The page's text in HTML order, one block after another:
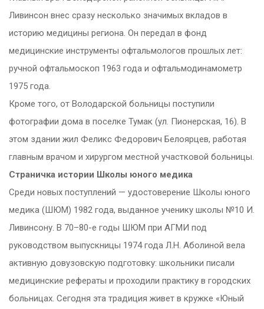
Ливинсон внес сразу несколько значимых вкладов в
историю медицины региона. Он передал в фонд
медицинские инструменты офтальмологов прошлых лет:
ручной офтальмоскоп 1963 года и офтальмодинамометр
1975 года.
Кроме того, от Володарской больницы поступили
фотографии дома в поселке Тумак (ул. Пионерская, 16). В
этом здании жил Феликс Федорович Белоярцев, работая
главным врачом и хирургом местной участковой больницы.
Страничка истории Школы юного медика
Среди новых поступлений — удостоверение Школы юного
медика (ШЮМ) 1982 года, выданное ученику школы №10 И.
Ливинсону. В 70–80-е годы ШЮМ при АГМИ под
руководством выпускницы 1974 года Л.Н. Аболиной вела
активную довузовскую подготовку: школьники писали
медицинские рефераты и проходили практику в городских
больницах. Сегодня эта традиция живет в кружке «Юный